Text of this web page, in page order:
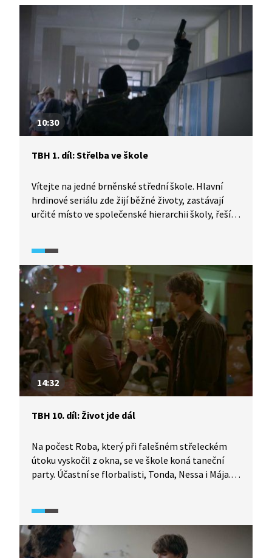
10:30
TBH 1. díl: Střelba ve škole
Vítejte na jedné brněnské střední škole. Hlavní
hrdinové seriálu zde žijí běžné životy, zastávají
určité místo ve společenské hierarchii školy, řeší
dojde přímo ve škole ke střelbě. Bude někdo
zraněn? Kdo je viník? A kdo oběť? A proč k tomu
všemu došlo?
14:32
TBH 10. díl: Život jde dál
Na počest Roba, který při falešném střeleckém
útoku vyskočil z okna, se ve škole koná taneční
party. Účastní se florbalisti, Tonda, Nessa i Mája.
situace pomohla. Posunout se, poznat se a najít
cestu ke spřízněným duším.